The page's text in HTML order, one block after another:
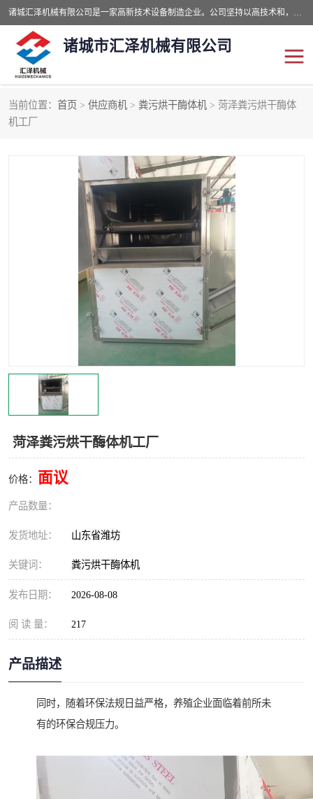
诸城汇泽机械有限公司是一家高新技术设备制造企业。公司坚持以高技术和，高服务于用户，以的环保机械制造设备赢的用户的信赖。现在主要生产死亡畜禽无害化处理和立式和卧式有机肥设备，搅拌机，烘干机，高温发酵机等。污水处理设备，固液分离机。气浮机，化制机等。公司秉承品质，用户至上，科技创新的经营理。
诸城市汇泽机械有限公司
当前位置： 首页 > 供应商机 > 粪污烘干酶体机 > 菏泽粪污烘干酶体
机工厂
菏泽粪污烘干酶体机工厂
价格： 面议
产品数量：
发货地址： 山东省潍坊
关键词： 粪污烘干酶体机
发布日期： 2026-08-08
阅 读 量： 217
产品描述
同时，随着环保法规日益严格，养殖企业面临着前所未
有的环保合规压力。
发酵设备
有机肥设备
纳米膜好氧发酵堆肥机 粪污烘干酶体机
纳米膜发酵
分子膜堆肥仓
分子膜发酵堆肥设备